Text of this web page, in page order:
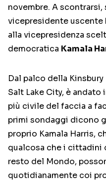
novembre. A
vicepresidente uscente
alla vicepresidenza
democratica Kamala
Dal palco della
Salt Lake City, è
più civile del faccia a
primi sondaggi dicono
proprio Kamala Harris,
qualcosa che i cittadini
resto del Mondo,
quotidianamente coi